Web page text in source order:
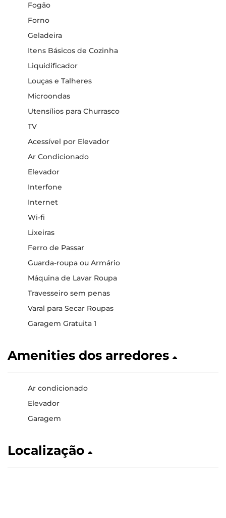
Fogão
Forno
Geladeira
Itens Básicos de Cozinha
Liquidificador
Louças e Talheres
Microondas
Utensílios para Churrasco
TV
Acessível por Elevador
Ar Condicionado
Elevador
Interfone
Internet
Wi-fi
Lixeiras
Ferro de Passar
Guarda-roupa ou Armário
Máquina de Lavar Roupa
Travesseiro sem penas
Varal para Secar Roupas
Garagem Gratuita 1
Amenities dos arredores
Ar condicionado
Elevador
Garagem
Localização